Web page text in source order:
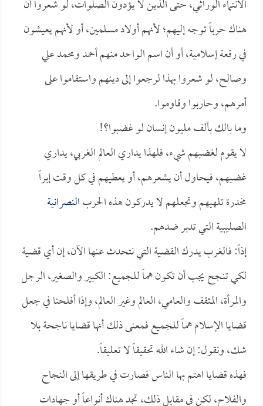
الانتماء الوراثي، حتى الذين لا يؤدون الصلوات، لو شعروا أن
هناك حرباً توجه إليهم؛ لأنهم أولاد مسلمين، أو لأنهم يعيشون
في رقعة إسلامية، أو أن اسم الواحد منهم أحمد ومحمد علي
وصالح، لو شعروا بهذا لرجعوا إلى دينهم واستقاموا على
أمرهم، وحاربوا وقاوموا.
وما بالك بألف مليون إنسان لو غضبوا؟!
لا يقوم لغضبهم شيء، فلهذا يداري العالم الغربي، يداري
غضبهم، فيحاول أن يشعرهم، أو يعطيهم في كل وقت إبراً
مخدرة تلهيهم وتجعلهم لا يدركون هذه الحربالنصرانية
الصليبية التي تدبر ضدهم.
إذاً: فالغرب يدرك القضية التي نتحدث عنها الآن، إن أي قضية
لكي تنجح يجب أن تكون هماً للجميع: الكبير والصغير، الرجل
والمرأة، المثقف والعامي، العالم وغير العالم، وإذا أفلحنا في جعل
قضايا الإسلام هماً للجميع فمعنى ذلك أنها قضايا ناجحة بلا
شك، ونقول: إن شاء الله تحقيقاً لا تعليقاً.
فهذه قضايا اهتم بها الناس فصارت في طريقها إلى النجاح
والفلاح، لكن في مقابل ذلك، تجد هناك أنواعاً أو جهادات